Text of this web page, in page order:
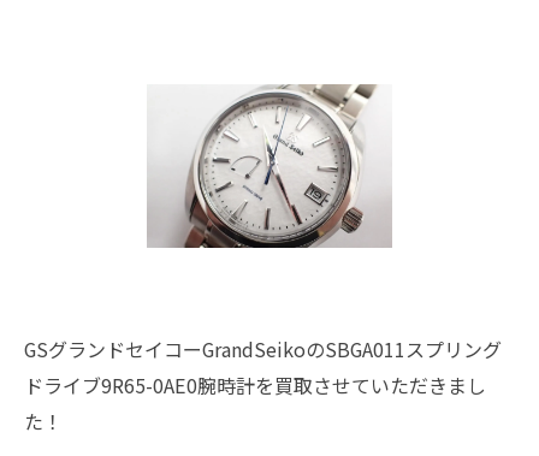
GSグランドセイコーGrandSeikoのSBGA011スプリング
ドライブ9R65-0AE0腕時計を買取させていただきまし
た！